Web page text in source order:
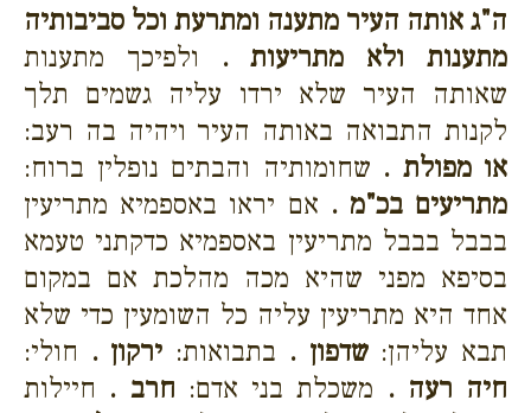
ה"ג אותה העיר מתענה ומתרעת וכל סביבותיה
מתענות ולא מתריעות . ולפיכך מתענות
שאותה העיר שלא ירדו עליה גשמים תלך
לקנות התבואה באותה העיר ויהיה בה רעב:
או מפולת . שחומותיה והבתים נופלין ברוח:
מתריעים בכ"מ . אם יראו באספמיא מתריעין
בבבל בבבל מתריעין באספמיא כדקתני טעמא
בסיפא מפני שהיא מכה מהלכת אם במקום
אחד היא מתריעין עליה כל השומעין כדי שלא
תבא עליהן:שדפון . בתבואות: ירקון . חולי:
חיה רעה . משכלת בני אדם: חרב . חיילות